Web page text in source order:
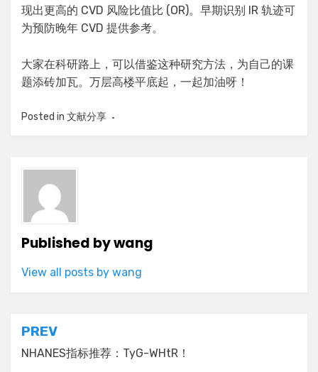
现出更高的 CVD 风险比值比 (OR)。早期识别 IR 轨迹可
为预防晚年 CVD 提供参考。
大家在科研路上，可以借鉴这种研究方法，为自己的课
题添砖加瓦。万层高楼平底起，一起加油呀！
Posted in 文献分享
Published bywang
View all posts by wang
Post
navigation
PREV
NHANES指标推荐：TyG-WHtR！